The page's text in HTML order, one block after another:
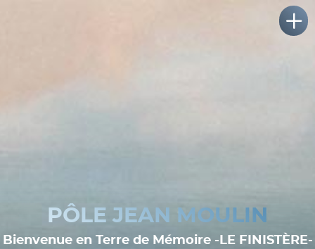
PÔLE JEAN MOULIN
Bienvenue en Terre de Mémoire -LE FINISTÈRE-